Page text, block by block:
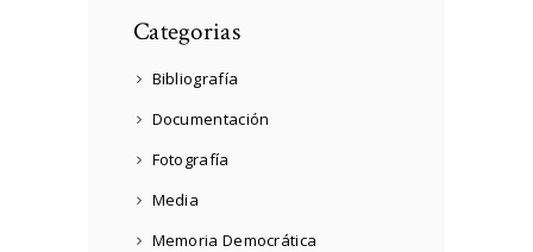
Categorias
Bibliografía
Documentación
Fotografía
Media
Memoria Democrática